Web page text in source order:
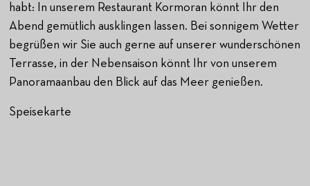
habt: In unserem Restaurant Kormoran könnt Ihr den
Abend gemütlich ausklingen lassen. Bei sonnigem Wetter
begrüßen wir Sie auch gerne auf unserer wunderschönen
Terrasse, in der Nebensaison könnt Ihr von unserem
Panoramaanbau den Blick auf das Meer genießen.
Speisekarte